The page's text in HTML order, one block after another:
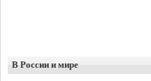
В России и мире